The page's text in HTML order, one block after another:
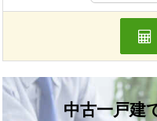
中古一戸建